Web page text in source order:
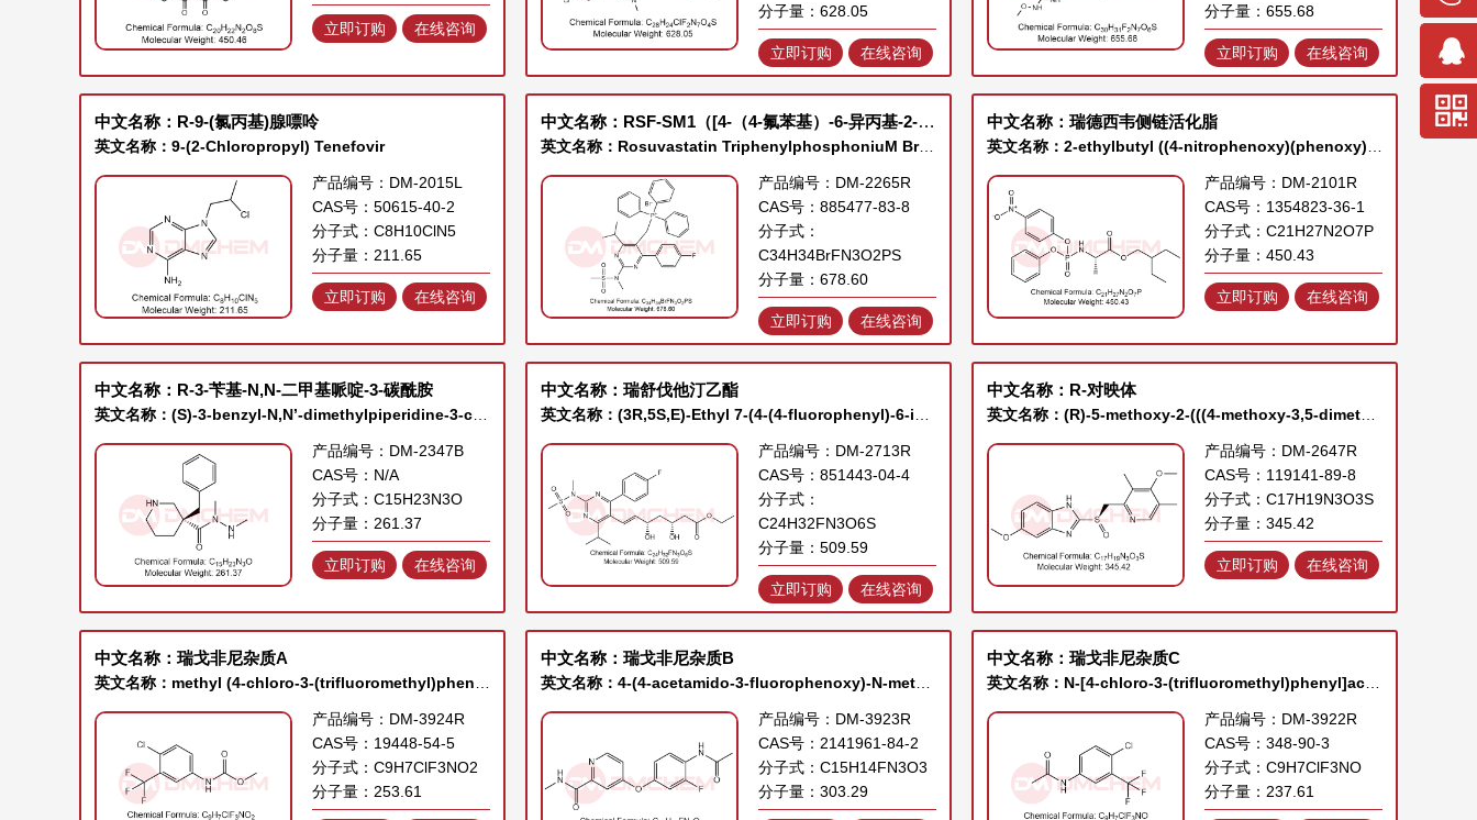
立即订购 在线咨询
分子量：628.05
立即订购 在线咨询
分子量：655.68
立即订购 在线咨询
中文名称：R-9-(氯丙基)腺嘌呤
英文名称：9-(2-Chloropropyl) Tenefovir
产品编号：DM-2015L
CAS号：50615-40-2
分子式：C8H10ClN5
分子量：211.65
立即订购 在线咨询
中文名称：RSF-SM1（[4-（4-氟苯基）-6-异丙基-2-（N-甲基-N-甲磺酰胺基）-5-嘧啶基]三苯基溴化膦）
英文名称：Rosuvastatin TriphenylphosphoniuM BroMide
产品编号：DM-2265R
CAS号：885477-83-8
分子式：
C34H34BrFN3O2PS
分子量：678.60
立即订购 在线咨询
中文名称：瑞德西韦侧链活化脂
产品编号：DM-2101R
CAS号：1354823-36-1
分子式：C21H27N2O7P
分子量：450.43
立即订购 在线咨询
中文名称：R-3-苄基-N,N-二甲基哌啶-3-碳酰胺
产品编号：DM-2347B
CAS号：N/A
分子式：C15H23N3O
分子量：261.37
立即订购 在线咨询
中文名称：瑞舒伐他汀乙酯
产品编号：DM-2713R
CAS号：851443-04-4
分子式：
C24H32FN3O6S
分子量：509.59
立即订购 在线咨询
中文名称：R-对映体
产品编号：DM-2647R
CAS号：119141-89-8
分子式：C17H19N3O3S
分子量：345.42
立即订购 在线咨询
中文名称：瑞戈非尼杂质A
产品编号：DM-3924R
CAS号：19448-54-5
分子式：C9H7ClF3NO2
分子量：253.61
中文名称：瑞戈非尼杂质B
产品编号：DM-3923R
CAS号：2141961-84-2
分子式：C15H14FN3O3
分子量：303.29
中文名称：瑞戈非尼杂质C
产品编号：DM-3922R
CAS号：348-90-3
分子式：C9H7ClF3NO
分子量：237.61